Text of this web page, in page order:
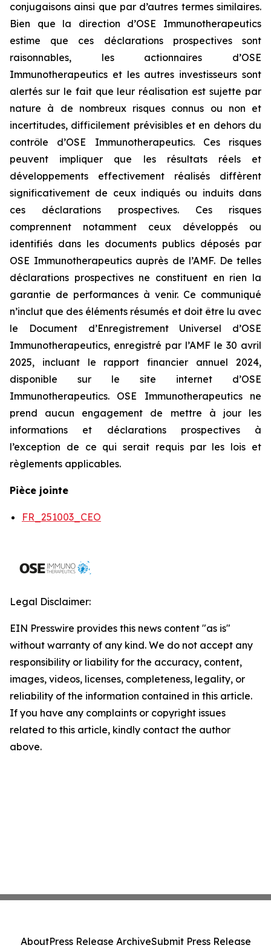
conjugaisons ainsi que par d’autres termes similaires.
Bien que la direction d’OSE Immunotherapeutics
estime que ces déclarations prospectives sont
raisonnables, les actionnaires d’OSE
Immunotherapeutics et les autres investisseurs sont
alertés sur le fait que leur réalisation est sujette par
nature à de nombreux risques connus ou non et
incertitudes, difficilement prévisibles et en dehors du
contrôle d’OSE Immunotherapeutics. Ces risques
peuvent impliquer que les résultats réels et
développements effectivement réalisés diffèrent
significativement de ceux indiqués ou induits dans
ces déclarations prospectives. Ces risques
comprennent notamment ceux développés ou
identifiés dans les documents publics déposés par
OSE Immunotherapeutics auprès de l’AMF. De telles
déclarations prospectives ne constituent en rien la
garantie de performances à venir. Ce communiqué
n’inclut que des éléments résumés et doit être lu avec
le Document d’Enregistrement Universel d’OSE
Immunotherapeutics, enregistré par l’AMF le 30 avril
2025, incluant le rapport financier annuel 2024,
disponible sur le site internet d’OSE
Immunotherapeutics. OSE Immunotherapeutics ne
prend aucun engagement de mettre à jour les
informations et déclarations prospectives à
l’exception de ce qui serait requis par les lois et
règlements applicables.
Pièce jointe
FR_251003_CEO
Legal Disclaimer:
EIN Presswire provides this news content "as is"
without warranty of any kind. We do not accept any
responsibility or liability for the accuracy, content,
images, videos, licenses, completeness, legality, or
reliability of the information contained in this article.
If you have any complaints or copyright issues
related to this article, kindly contact the author
above.
AboutPress Release ArchiveSubmit Press Release